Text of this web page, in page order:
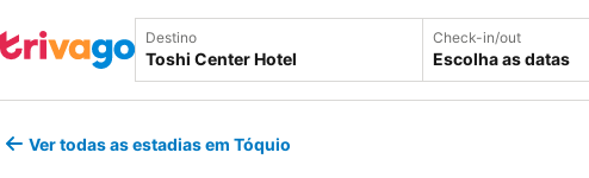
Destino Check-in/out
Escolha as datas
Ver todas as estadias em Tóquio